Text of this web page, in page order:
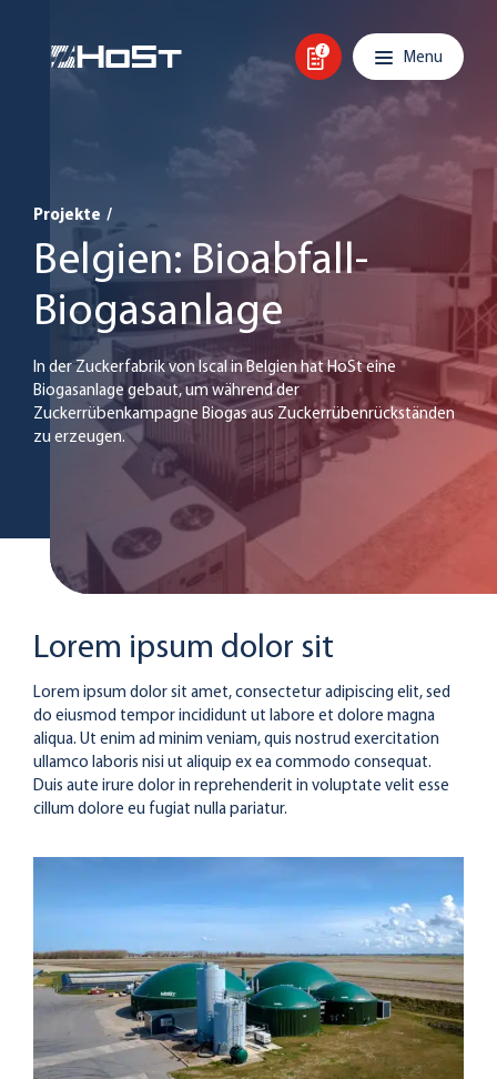
Main navigation
Menu
Projekte /
Belgien: Bioabfall-
Biogasanlage
In der Zuckerfabrik von Iscal in Belgien hat HoSt eine
Biogasanlage gebaut, um während der
Zuckerrübenkampagne Biogas aus Zuckerrübenrückständen
zu erzeugen.
Lorem ipsum dolor sit
Lorem ipsum dolor sit amet, consectetur adipiscing elit, sed
do eiusmod tempor incididunt ut labore et dolore magna
aliqua. Ut enim ad minim veniam, quis nostrud exercitation
ullamco laboris nisi ut aliquip ex ea commodo consequat.
Duis aute irure dolor in reprehenderit in voluptate velit esse
cillum dolore eu fugiat nulla pariatur.